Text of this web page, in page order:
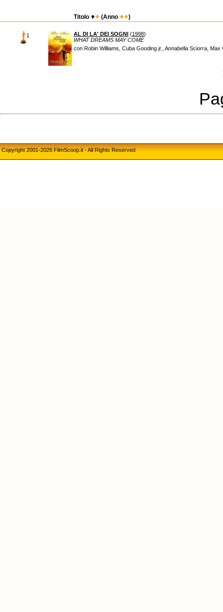
Titolo (Anno )
1 AL DI LA' DEI SOGNI (1998)
WHAT DREAMS MAY COME
con Robin Williams, Cuba Gooding jr., Annabella Sciorra, Max
Copyright 2001-2026 FilmScoop.it - All Rights Reserved